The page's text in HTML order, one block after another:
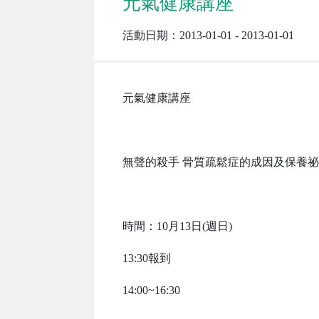
活動日期：2013-01-01 - 2013-01-01
元氣健康講座
無聲的殺手 骨質疏鬆症的成因及保養
時間：10月13日(週日)
13:30報到
14:00~16:30